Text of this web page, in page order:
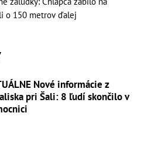
o 150 metrov ďalej
Nové informácie z
pri Šali: 8 ľudí skončilo v